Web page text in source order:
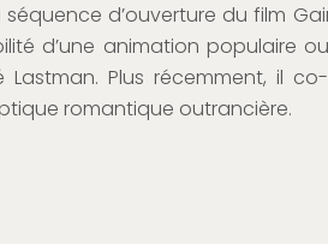
séquence d’ouverture du film
d’une animation populaire
Lastman. Plus récemment, il
romantique outrancière.